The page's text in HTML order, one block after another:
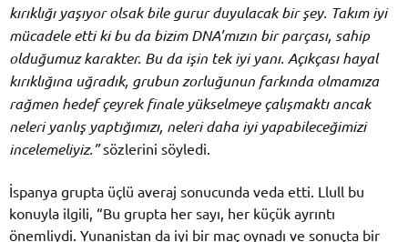
kırıklığı yaşıyor olsak bile gurur duyulacak bir şey. Takım iyi
mücadele etti ki bu da bizim DNA’mızın bir parçası, sahip
olduğumuz karakter. Bu da işin tek iyi yanı. Açıkçası hayal
kırıklığına uğradık, grubun zorluğunun farkında olmamıza
rağmen hedef çeyrek finale yükselmeye çalışmaktı ancak
neleri yanlış yaptığımızı, neleri daha iyi yapabileceğimizi
incelemeliyiz.”sözlerini söyledi.
İspanya grupta üçlü averaj sonucunda veda etti. Llull bu
konuyla ilgili, “Bu grupta her sayı, her küçük ayrıntı
önemliydi. Yunanistan da iyi bir maç oynadı ve sonuçta bir